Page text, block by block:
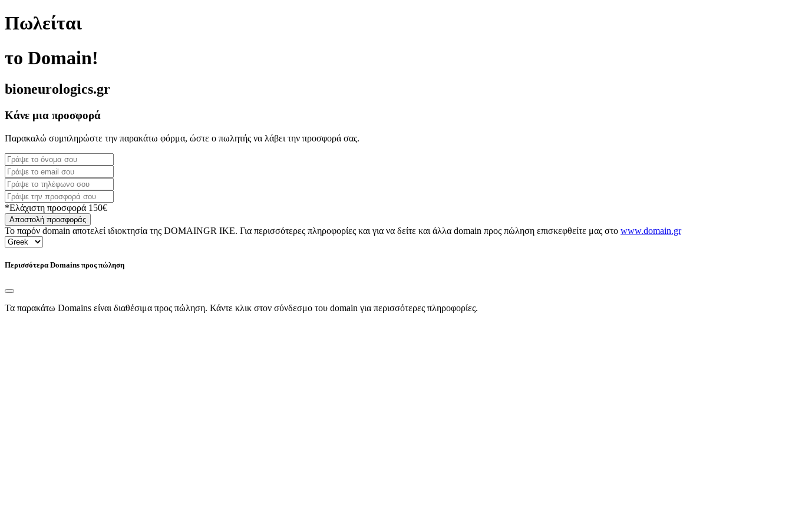
Πωλείται
το Domain!
bioneurologics.gr
Κάνε μια προσφορά
Παρακαλώ συμπληρώστε την παρακάτω φόρμα, ώστε ο πωλητής να λάβει την προσφορά σας.
*Ελάχιστη προσφορά 150€
Αποστολή προσφοράς
Το παρόν domain αποτελεί ιδιοκτησία της DOMAINGR ΙΚΕ. Για περισσότερες πληροφορίες και για να δείτε και άλλα domain προς πώληση επισκεφθείτε μας στο www.domain.gr
Περισσότερα Domains προς πώληση
Τα παρακάτω Domains είναι διαθέσιμα προς πώληση. Κάντε κλικ στον σύνδεσμο του domain για περισσότερες πληροφορίες.